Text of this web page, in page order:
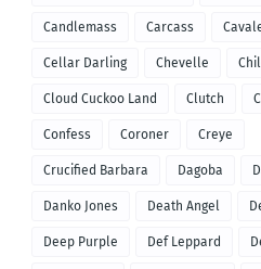
Candlemass Carcass
Cellar Darling Chevelle
Cloud Cuckoo Land Clutch
Confess Coroner Creye
Crucified Barbara Dagoba
Danko Jones Death Angel
Deep Purple Def Leppard